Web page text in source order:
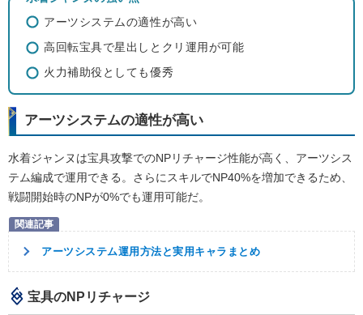
アーツシステムの適性が高い
高回転宝具で星出しとクリ運用が可能
火力補助役としても優秀
アーツシステムの適性が高い
水着ジャンヌは宝具攻撃でのNPリチャージ性能が高く、アーツシス
テム編成で運用できる。さらにスキルでNP40%を増加できるため、
戦闘開始時のNPが0%でも運用可能だ。
アーツシステム運用方法と実用キャラまとめ
宝具のNPリチャージ